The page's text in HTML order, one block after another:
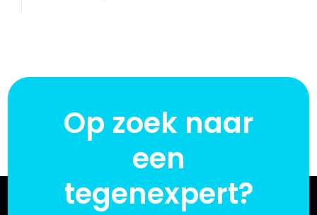
Op zoek naar
een
tegenexpert?